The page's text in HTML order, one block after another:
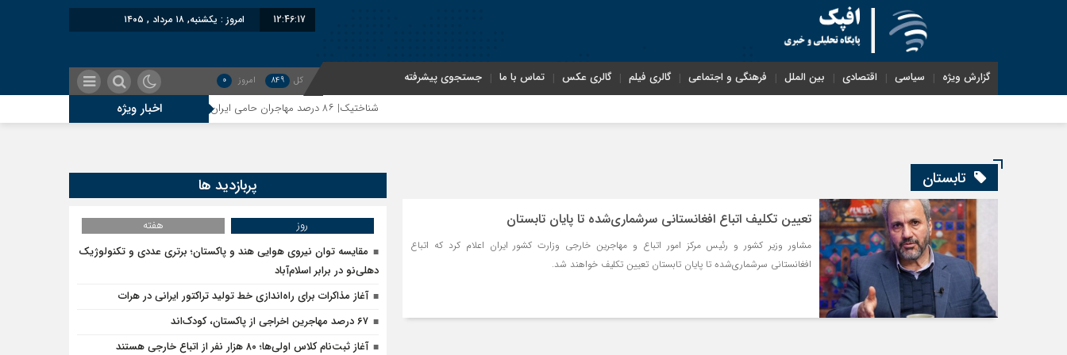
12:46:17 امروز : یکشنبه, ۱۸ مرداد , ۱۴۰۵
گزارش ویژه سیاسی اقتصادی بین الملل فرهنگی و اجتماعی گالری فیلم گالری عکس تماس با ما جستجوی پیشرفته کل 849 امروز 0
اخبار ویژه شناختیک| ۸۶ درصد مهاجران حامی ایران در جنگ؛ ۷۵ درصد مهاجران دولت چهاردهم را خیرخواه خود نمی‌دانند
اندیشکده آمریکایی: حمایت پاکستان از ایران نمادین بود؛ واشنگتن در حال فعال‌سازی نقش امنیتی
سوءاستفاده معاندین از مهاجرین اخراج‌شده علیه ایران؛ حمایت مشکوک بلوچستان از اتباع افغان
اختصاصی| معطلی بار تاجران پشت گمرک ایران؛ تأثیر اخراج مهاجرین بر پشیمانی تجارت با ایران
تابستان
تعیین تکلیف اتباع افغانستانی سرشماری‌شده تا پایان تابستان
مشاور وزیر کشور و رئیس مرکز امور اتباع و مهاجرین خارجی وزارت کشور ایران اعلام کرد که اتباع
افغانستانی سرشماری‌شده تا پایان تابستان تعیین تکلیف خواهند شد.
پربازدید ها
روز
هفته
مقایسه توان نیروی هوایی هند و پاکستان؛ برتری عددی و تکنولوژیک
دهلی‌نو در برابر اسلام‌آباد
آغاز مذاکرات برای راه‌اندازی خط تولید تراکتور ایرانی در هرات
۶۷ درصد مهاجرین اخراجی از پاکستان، کودک‌اند
آغاز ثبت‌نام کلاس اولی‌ها؛ ۸۰ هزار نفر از اتباع خارجی هستند